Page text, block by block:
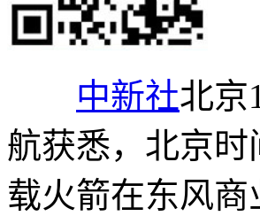
中新社北京
航获悉，北京时
载火箭在东风